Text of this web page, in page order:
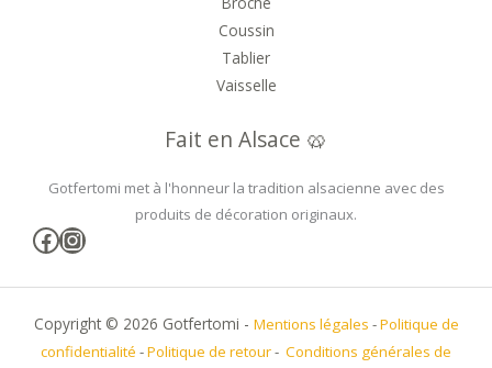
Coussin
Tablier
Vaisselle
Fait en Alsace 🥨
Gotfertomi met à l'honneur la tradition alsacienne avec des
produits de décoration originaux.
Facebook
Instagram
Copyright © 2026 Gotfertomi - Mentions légales -Politique de
confidentialité -Politique de retour- Conditions générales de